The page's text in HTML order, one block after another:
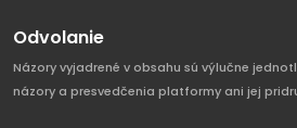
Odvolanie
Názory vyjadrené v obsahu sú výlučne
názory a presvedčenia platformy ani jej